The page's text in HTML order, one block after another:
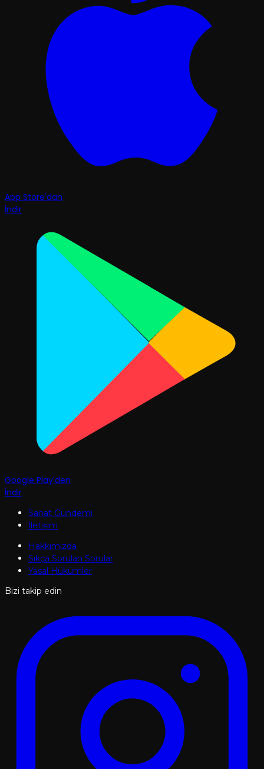
App Store'dan
İndir
Google Play'den
İndir
Sanat Gündemi
İletişim
Hakkımızda
Sıkça Sorulan Sorular
Yasal Hükümler
Bizi takip edin